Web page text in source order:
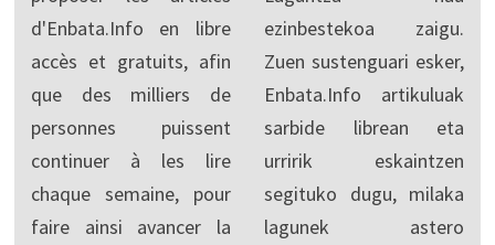
d'Enbata.Info en libre
accès et gratuits, afin
que des milliers de
personnes puissent
continuer à les lire
chaque semaine, pour
faire ainsi avancer la
ezinbestekoa zaigu.
Zuen sustenguari esker,
Enbata.Info artikuluak
sarbide librean eta
urririk eskaintzen
segituko dugu, milaka
lagunek astero